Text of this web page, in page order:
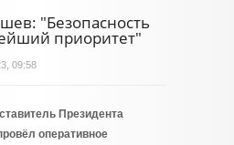
"Безопасность
приоритет"
09:58
Президента
оперативное